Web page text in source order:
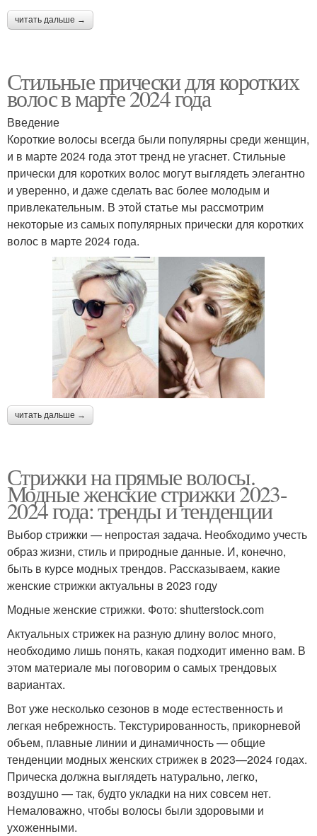
волосы
волосы
Практичные стрижки
Стрижка для тонких
волос
Женская стрижка
Короткая стрижка
Стрижка на тонкие
Стрижки для леди Реальные стрижки
читать дальше →
Стильные прически для коротких
волос в марте 2024 года
Введение
Короткие волосы всегда были популярны среди женщин,
и в марте 2024 года этот тренд не угаснет. Стильные
прически для коротких волос могут выглядеть элегантно
и уверенно, и даже сделать вас более молодым и
привлекательным. В этой статье мы рассмотрим
некоторые из самых популярных прически для коротких
волос в марте 2024 года.
читать дальше →
Стрижки на прямые волосы.
Модные женские стрижки 2023-
2024 года: тренды и тенденции
Выбор стрижки — непростая задача. Необходимо учесть
образ жизни, стиль и природные данные. И, конечно,
быть в курсе модных трендов. Рассказываем, какие
женские стрижки актуальны в 2023 году
Модные женские стрижки. Фото: shutterstock.com
Актуальных стрижек на разную длину волос много,
необходимо лишь понять, какая подходит именно вам. В
этом материале мы поговорим о самых трендовых
вариантах.
Вот уже несколько сезонов в моде естественность и
легкая небрежность. Текстурированность, прикорневой
объем, плавные линии и динамичность — общие
тенденции модных женских стрижек в 2023—2024 годах.
Прическа должна выглядеть натурально, легко,
воздушно — так, будто укладки на них совсем нет.
Немаловажно, чтобы волосы были здоровыми и
ухоженными.